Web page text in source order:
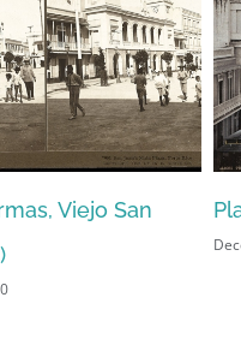
de Armas (c. 1903)
29th, 2019